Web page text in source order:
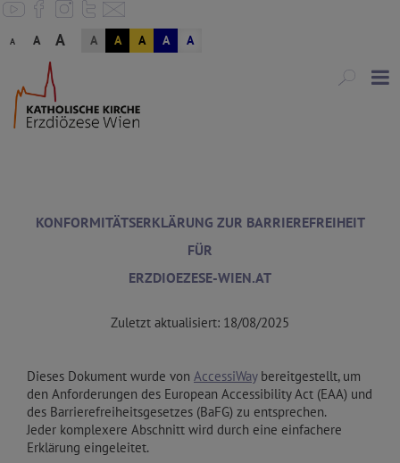
A A A A A A A A
KONFORMITÄTSERKLÄRUNG ZUR BARRIEREFREIHEIT
FÜR
ERZDIOEZESE-WIEN.AT
Zuletzt aktualisiert: 18/08/2025
Dieses Dokument wurde von AccessiWaybereitgestellt, um
den Anforderungen des European Accessibility Act (EAA) und
des Barrierefreiheitsgesetzes (BaFG) zu entsprechen.
Jeder komplexere Abschnitt wird durch eine einfachere
Erklärung eingeleitet.